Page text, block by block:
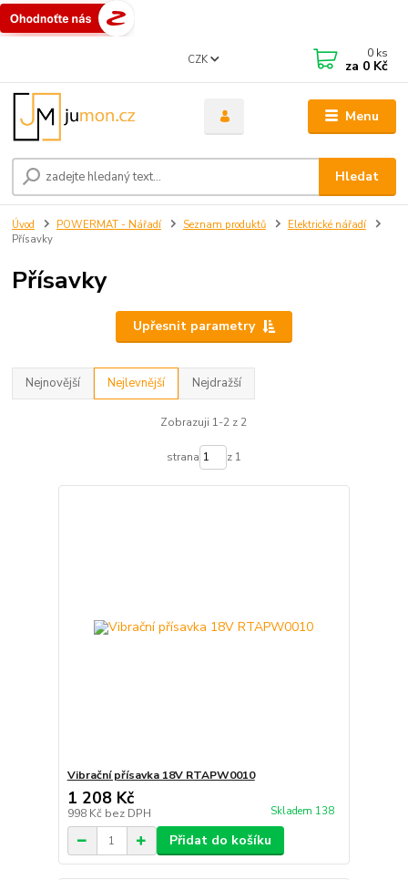
Menu
CZK
Hledat
0 ks
za 0 Kč
Úvod POWERMAT - Nářadí Seznam produktů
Elektrické nářadí
Přísavky
Přísavky
Upřesnit parametry
Nejnovější Nejlevnější Nejdražší
Zobrazuji 1-2 z 2
strana z 1
Vibrační přísavka 18V RTAPW0010
1 208 Kč
998 Kč bez DPH Skladem 138
Přidat do košíku